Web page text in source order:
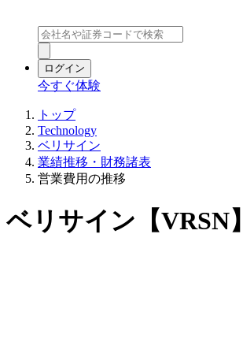
ログイン
今すぐ体験
トップ
Technology
ベリサイン
業績推移・財務諸表
営業費用の推移
ベリサイン【VRSN